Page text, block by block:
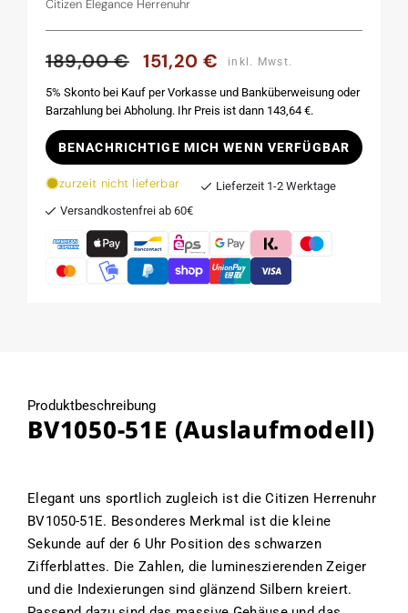
Citizen Elegance Herrenuhr
Normaler
189,00 € Verkaufspreis
151,20 € inkl. Mwst.
5% Skonto bei Kauf per Vorkasse und Banküberweisung oder
Barzahlung bei Abholung. Ihr Preis ist dann 143,64 €.
BENACHRICHTIGE MICH WENN VERFÜGBAR
zurzeit nicht lieferbar
Lieferzeit 1-2 Werktage
Versandkostenfrei ab 60€
Produktbeschreibung
BV1050-51E (Auslaufmodell)
Elegant uns sportlich zugleich ist die Citizen Herrenuhr
BV1050-51E. Besonderes Merkmal ist die kleine
Sekunde auf der 6 Uhr Position des schwarzen
Zifferblattes. Die Zahlen, die lumineszierenden Zeiger
und die Indexierungen sind glänzend Silbern kreiert.